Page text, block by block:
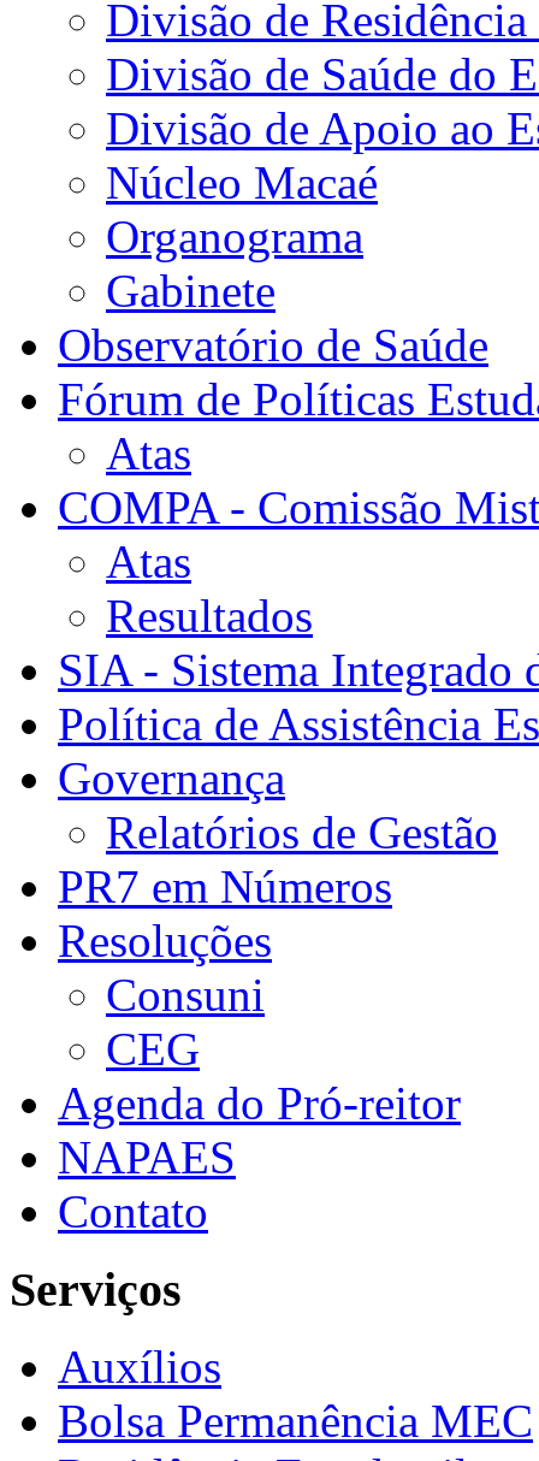
Divisão de
Divisão de Saúde do
Divisão de Apoio ao
Núcleo Macaé
Organograma
Gabinete
Observatório de Saúde
Fórum de Políticas
Atas
COMPA - Comissão
Atas
Resultados
SIA - Sistema Integrado
Política de Assistência
Governança
Relatórios de Gestão
PR7 em Números
Resoluções
Consuni
CEG
Agenda do Pró-reitor
NAPAES
Contato
Serviços
Auxílios
Bolsa Permanência MEC